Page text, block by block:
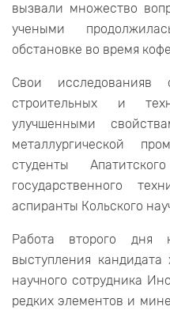
вызвали множество
учеными
обстановке во время
Свои исследованияв
строительных и
улучшенными
металлургической
студенты
государственного
аспиранты Кольского
Работа второго дня
выступления
научного сотрудника
редких элементов и